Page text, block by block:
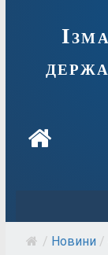
/ Новини /